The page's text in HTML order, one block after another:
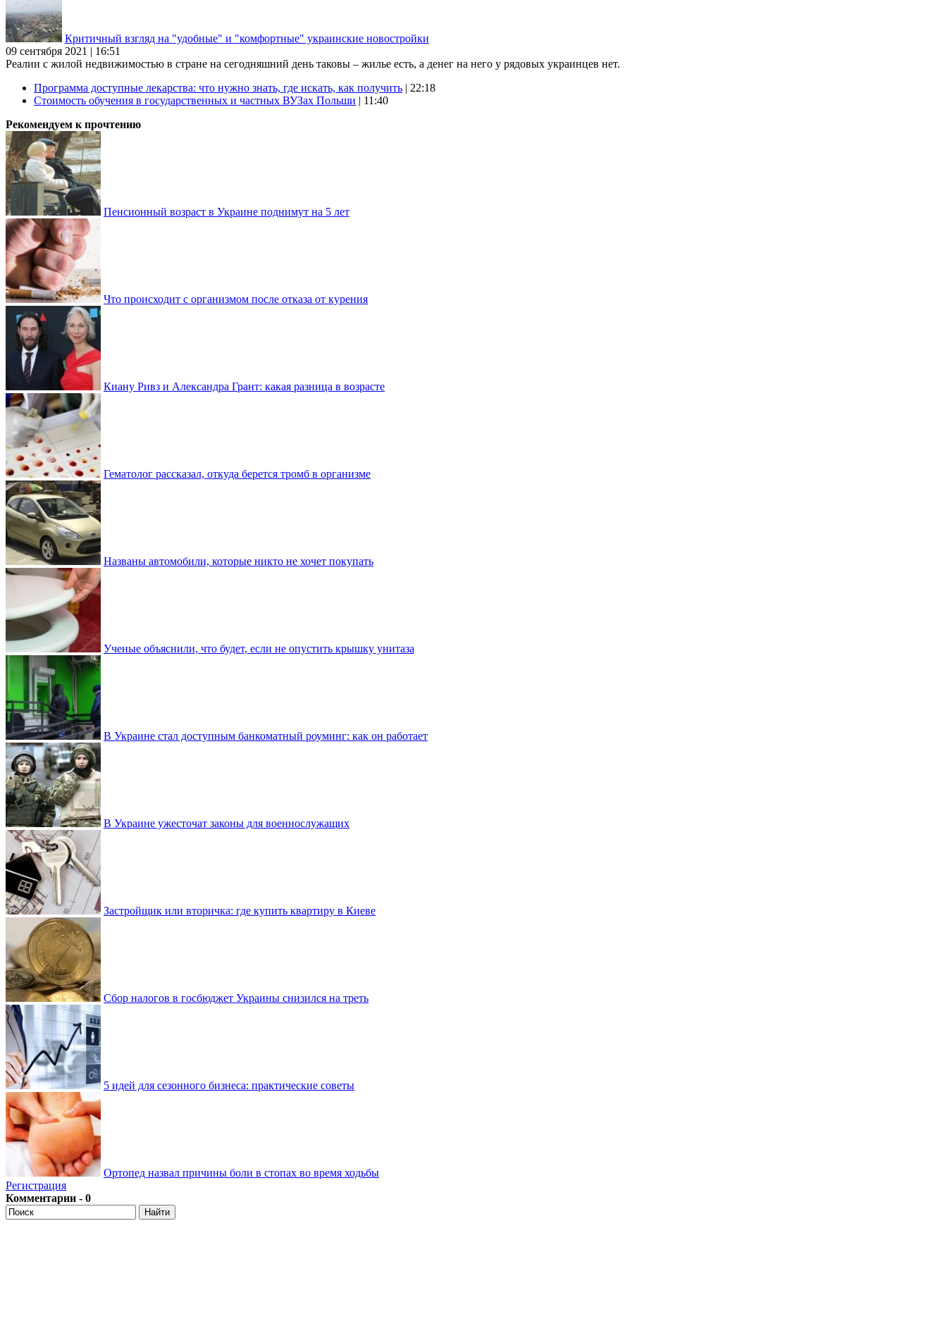
Критичный взгляд на "удобные" и "комфортные" украинские новостройки
09 сентября 2021 | 16:51
Реалии с жилой недвижимостью в стране на сегодняшний день таковы – жилье есть, а денег на него у рядовых украинцев нет.
Программа доступные лекарства: что нужно знать, где искать, как получить | 22:18
Стоимость обучения в государственных и частных ВУЗах Польши | 11:40
Рекомендуем к прочтению
Пенсионный возраст в Украине поднимут на 5 лет
Что происходит с организмом после отказа от курения
Киану Ривз и Александра Грант: какая разница в возрасте
Гематолог рассказал, откуда берется тромб в организме
Названы автомобили, которые никто не хочет покупать
Ученые объяснили, что будет, если не опустить крышку унитаза
В Украине стал доступным банкоматный роуминг: как он работает
В Украине ужесточат законы для военнослужащих
Застройщик или вторичка: где купить квартиру в Киеве
Сбор налогов в госбюджет Украины снизился на треть
5 идей для сезонного бизнеса: практические советы
Ортопед назвал причины боли в стопах во время ходьбы
Регистрация
Комментарии - 0